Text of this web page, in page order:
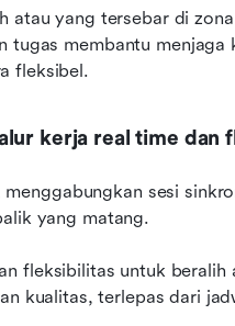
atau yang tersebar di
membantu menjaga
fleksibel.
kerja real time dan
sesi
yang matang.
fleksibilitas untuk beralih
kualitas, terlepas dari